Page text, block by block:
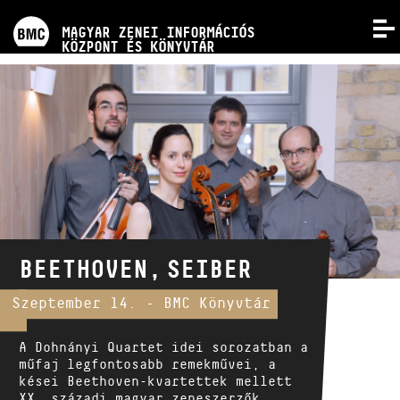
MAGYAR ZENEI INFORMÁCIÓS
KÖZPONT ÉS KÖNYVTÁR
VERSENYEK
KÉPZÉSEK
KIADVÁNYOK
RÓLUNK
KAPCSOLAT
VIDEÓ GALÉRIA
MAGYAR ZENESZERZŐK
Kismonográfia sorozat
A kötetek már az EMB online
kottaboltjában is megvásárolhatók!
BEETHOVEN, SEIBER
Szeptember 14. - BMC Könyvtár
A Dohnányi Quartet idei sorozatban a
műfaj legfontosabb remekművei, a
kései Beethoven-kvartettek mellett